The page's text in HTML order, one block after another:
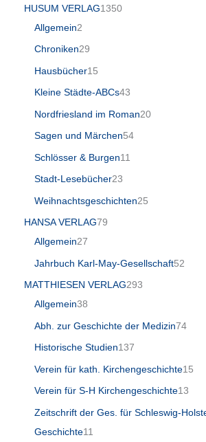
HUSUM VERLAG1350
Allgemein2
Chroniken29
Hausbücher15
Kleine Städte-ABCs43
Nordfriesland im Roman20
Sagen und Märchen54
Schlösser & Burgen11
Stadt-Lesebücher23
Weihnachtsgeschichten25
HANSA VERLAG79
Allgemein27
Jahrbuch Karl-May-Gesellschaft52
MATTHIESEN VERLAG293
Allgemein38
Abh. zur Geschichte der Medizin74
Historische Studien137
Verein für kath. Kirchengeschichte15
Verein für S-H Kirchengeschichte13
Zeitschrift der Ges. für Schleswig-
Geschichte11